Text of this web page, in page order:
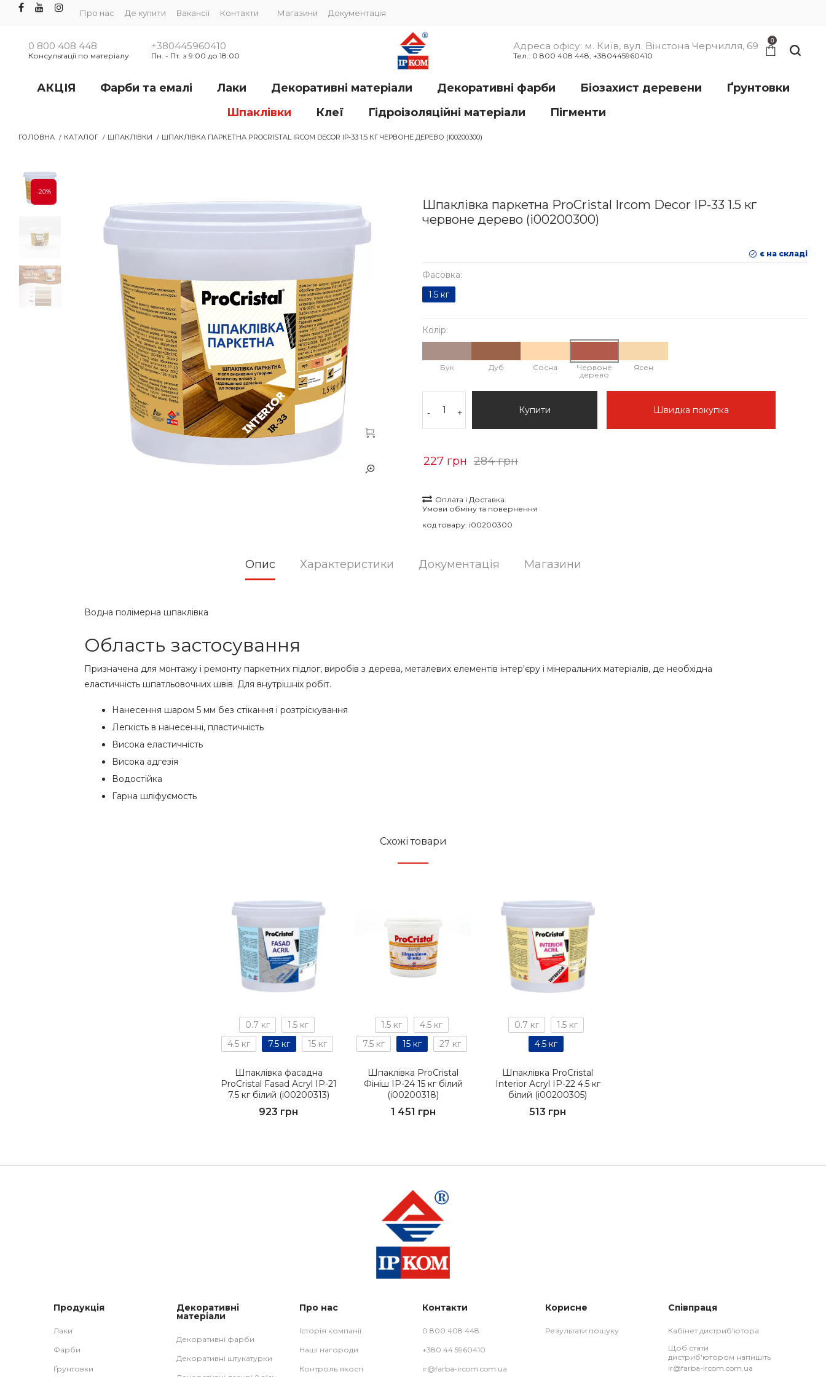
Про нас Де купити Вакансії Контакти Магазини Документація
0 800 408 448
Консультації по матеріалу
+380445960410
Пн. - Пт. з 9:00 до 18:00
Адреса офісу: м. Київ, вул. Вінстона Черчилля, 69
Тел.: 0 800 408 448, +380445960410
0
АКЦІЯ Фарби та емалі Лаки Декоративні матеріали Декоративні фарби Біозахист деревени
Ґрунтовки
Шпаклівки
Клеї Гідроізоляційні матеріали Пігменти
ГОЛОВНА КАТАЛОГ ШПАКЛІВКИ ШПАКЛІВКА ПАРКЕТНА PROCRISTAL IRCOM DECOR IР-33 1.5 КГ ЧЕРВОНЕ ДЕРЕВО (I00200300)
-20%
Шпаклівка паркетна ProCristal Ircom Decor IР-33 1.5 кг
червоне дерево (i00200300)
є на складі
Фасовка:
1.5 кг
Колір:
Бук Дуб Сосна
Червоне
дерево
Ясен
- + Купити Швидка покупка
227 грн 284 грн
Оплата і Доставка.
Умови обміну та повернення
код товару: i00200300
Опис Характеристики Документація Магазини
Водна полімерна шпаклівка
Область застосування
Призначена для монтажу і ремонту паркетних підлог, виробів з дерева, металевих елементів інтер'єру і мінеральних матеріалів, де необхідна
еластичність шпатльовочних швів. Для внутрішніх робіт.
Нанесення шаром 5 мм без стікання і розтріскування
Легкість в нанесенні, пластичність
Висока еластичність
Висока адгезія
Водостійка
Гарна шліфуємость
Схожі товари
0.7 кг
1.5 кг
4.5 кг
7.5 кг 15 кг
Шпаклівка фасадна
ProCristal Fasad Acryl IР-21
7.5 кг білий (i00200313)
923 грн
1.5 кг
4.5 кг
7.5 кг
15 кг 27 кг
Шпаклівка ProCristal
Фініш IР-24 15 кг білий
(i00200318)
1 451 грн
0.7 кг
1.5 кг
4.5 кг
Шпаклівка ProCristal
Interior Acryl IР-22 4.5 кг
білий (i00200305)
513 грн
Продукція
Лаки
Фарби
Ґрунтовки
Декоративні
матеріали
Декоративні фарби
Декоративні штукатурки
Про нас
Історія компанії
Наші нагороди
Контроль якості
Контакти
0 800 408 448
+380 44 5960410
ir@farba-ircom.com.ua
Корисне
Результати пошуку
Співпраця
Кабінет дистриб'ютора
Щоб стати
дистриб'ютором напишіть
ir@farba-ircom.com.ua